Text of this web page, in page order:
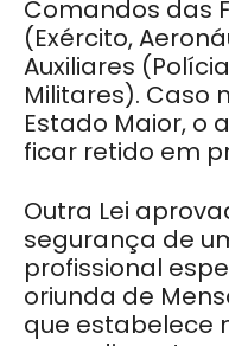
Comandos das
(Exército,
Auxiliares
Militares). Caso
Estado Maior, o
ficar retido em
Outra Lei
segurança de
profissional
oriunda de
que estabelece